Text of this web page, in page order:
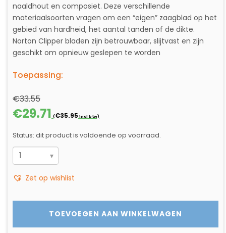
naaldhout en composiet. Deze verschillende
materiaalsoorten vragen om een “eigen” zaagblad op het
gebied van hardheid, het aantal tanden of de dikte.
Norton Clipper bladen zijn betrouwbaar, slijtvast en zijn
geschikt om opnieuw geslepen te worden
Toepassing:
€33.55
Oorspronkelijke
prijs
€33.55.
€29.71prijs
€29.71.
(€35.95 incl btw)
Status: dit product is voldoende op voorraad.
ZAAGBLAD
EN
Zet op wishlist
TOEVOEGEN AAN WINKELWAGEN